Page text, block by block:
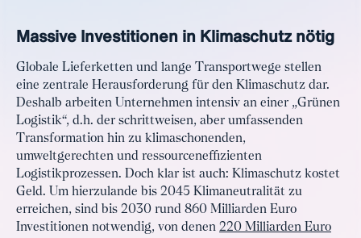
Massive Investitionen in Klimaschutz nötig
Globale Lieferketten und lange Transportwege stellen
eine zentrale Herausforderung für den Klimaschutz dar.
Deshalb arbeiten Unternehmen intensiv an einer „Grünen
Logistik“, d.h. der schrittweisen, aber umfassenden
Transformation hin zu klimaschonenden,
umweltgerechten und ressourceneffizienten
Logistikprozessen. Doch klar ist auch: Klimaschutz kostet
Geld. Um hierzulande bis 2045 Klimaneutralität zu
erreichen, sind bis 2030 rund 860 Milliarden Euro
Investitionen notwendig, von denen 220 Milliarden Euro